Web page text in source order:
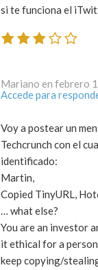
si te funciona el
Accede para
Voy a postear un
Techcrunch con el
identificado:
Martin,
Copied TinyURL,
… what else?
You are an investor
it ethical for a
keep copying/